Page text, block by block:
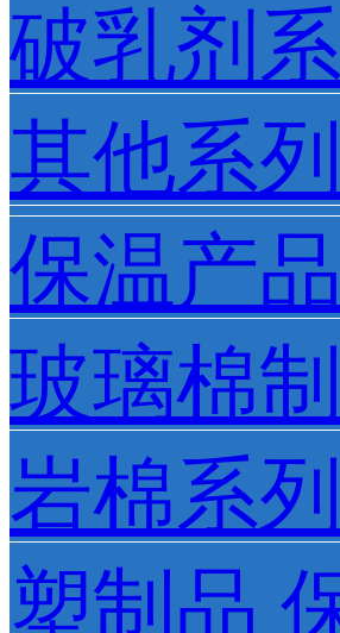
破乳剂
其他系列
保温产品
玻璃棉
岩棉系列
塑制品